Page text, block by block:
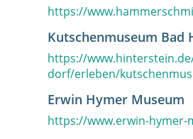
https://
Kutschenmuseum Bad
https://
dorf/erleben/
Erwin Hymer Museum
https://www.erwin-hymer-